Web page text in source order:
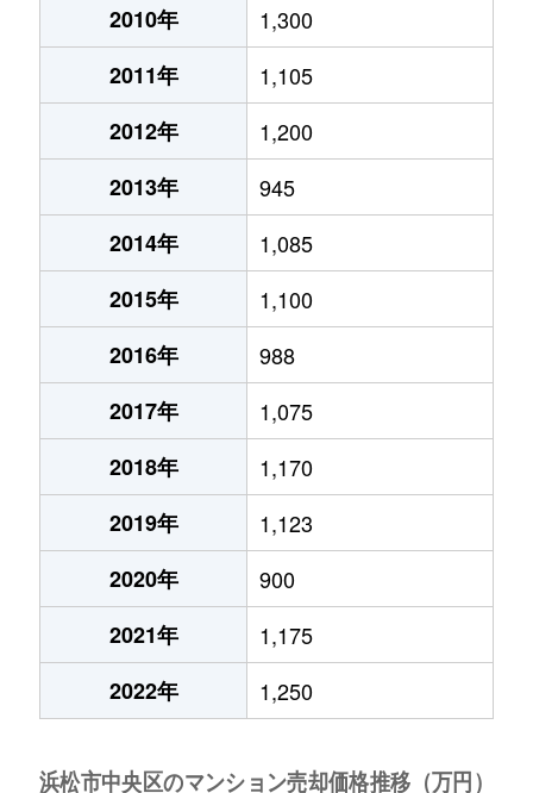
2010年
1,300
2011年
1,105
2012年
1,200
2013年
945
2014年
1,085
2015年
1,100
2016年
988
2017年
1,075
2018年
1,170
2019年
1,123
2020年
900
2021年
1,175
2022年
1,250